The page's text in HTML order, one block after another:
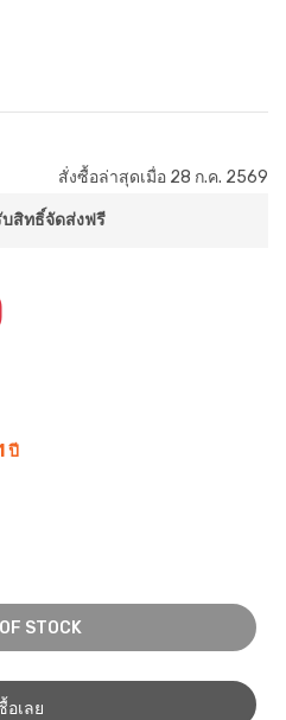
สั่งซื้อล่าสุดเมื่อ 28 ก.ค. 2569
บสิทธิ์จัดส่งฟรี
ปี
STOCK
อเลย